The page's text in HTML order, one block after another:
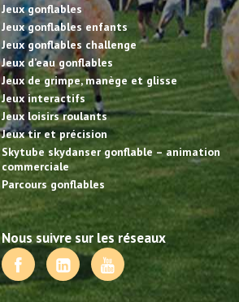
Jeux gonflables
Jeux gonflables enfants
Jeux gonflables challenge
Jeux d’eau gonflables
Jeux de grimpe, manège et glisse
Jeux interactifs
Jeux loisirs roulants
Jeux tir et précision
Skytube skydanser gonflable – animation
commerciale
Parcours gonflables
Nous suivre sur les réseaux